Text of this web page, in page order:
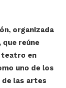
organizada
que reúne
teatro en
uno de los
las artes